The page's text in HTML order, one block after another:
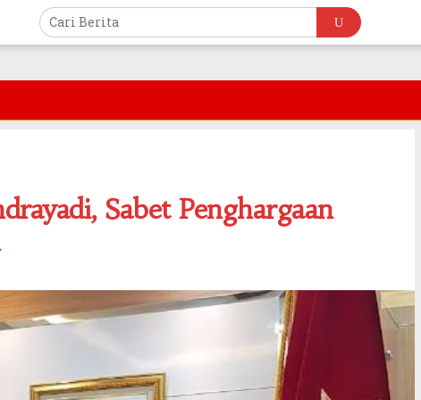
Sabet Penghargaan